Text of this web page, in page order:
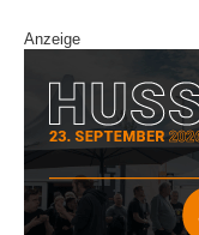
Anzeige